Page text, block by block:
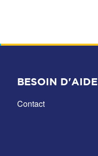
BESOIN D'AIDE
Contact